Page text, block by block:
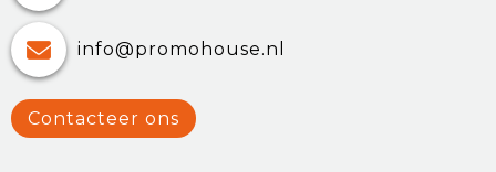
info@promohouse.nl
Contacteer ons